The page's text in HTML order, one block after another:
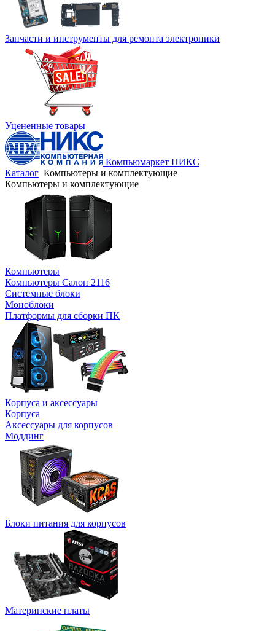
Запчасти и инструменты для ремонта электроники
Уцененные товары
Компьюмаркет НИКС
Каталог Компьютеры и комплектующие
Компьютеры и комплектующие
Компьютеры
Компьютеры Салон 2116
Системные блоки
Моноблоки
Платформы для сборки ПК
Корпуса и аксессуары
Корпуса
Аксессуары для корпусов
Моддинг
Блоки питания для корпусов
Материнские платы